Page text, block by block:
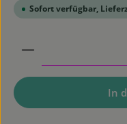
Sofort verfügbar,
Produkt Anzahl:
In